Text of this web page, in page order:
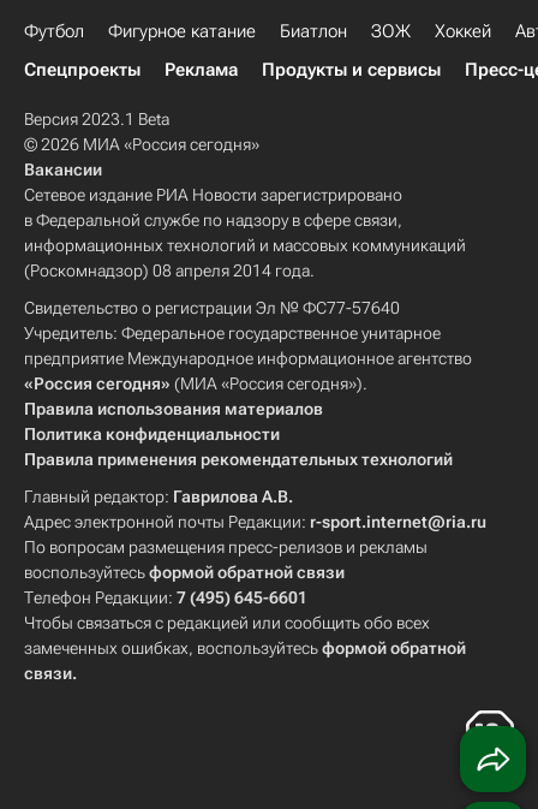
Футбол Фигурное катание Биатлон ЗОЖ Хоккей
Спецпроекты
Реклама Продукты и сервисы Пресс-
Версия 2023.1 Beta
© 2026 МИА «Россия сегодня»
Вакансии
Сетевое издание РИА Новости зарегистрировано
в Федеральной службе по надзору в сфере связи,
информационных технологий и массовых коммуникаций
(Роскомнадзор) 08 апреля 2014 года.
Свидетельство о регистрации Эл № ФС77-57640
Учредитель: Федеральное государственное унитарное
предприятие Международное информационное агентство
«Россия сегодня» (МИА «Россия сегодня»).
Правила использования материалов
Политика конфиденциальности
Правила применения рекомендательных технологий
Главный редактор: Гаврилова А.В.
Адрес электронной почты Редакции: r-sport.internet@ria.ru
По вопросам размещения пресс-релизов и рекламы
воспользуйтесьформой обратной связи
Телефон Редакции: 7 (495) 645-6601
Чтобы связаться с редакцией или сообщить обо всех
замеченных ошибках, воспользуйтесьформой обратной
связи.